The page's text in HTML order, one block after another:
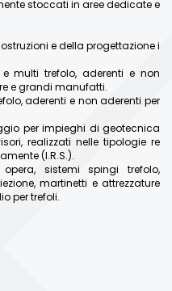
stoccati in aree dedicate e
e della progettazione i
multi trefolo, aderenti e non
e grandi manufatti.
aderenti e non aderenti per
per impieghi di geotecnica
realizzati nelle tipologie re
(I.R.S.).
sistemi spingi trefolo,
martinetti e attrezzature
per trefoli.